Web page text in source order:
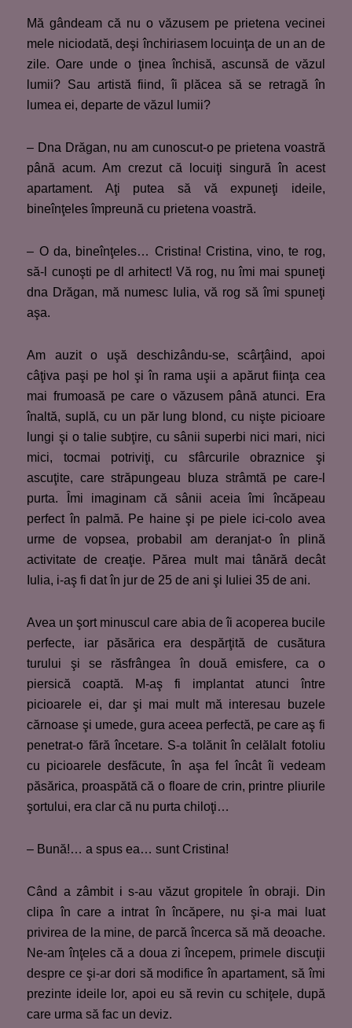
Mă gândeam că nu o văzusem pe prietena vecinei
mele niciodată, deşi închiriasem locuinţa de un an de
zile. Oare unde o ţinea închisă, ascunsă de văzul
lumii? Sau artistă fiind, îi plăcea să se retragă în
lumea ei, departe de văzul lumii?
– Dna Drăgan, nu am cunoscut-o pe prietena voastră
până acum. Am crezut că locuiţi singură în acest
apartament. Aţi putea să vă expuneţi ideile,
bineînţeles împreună cu prietena voastră.
– O da, bineînţeles… Cristina! Cristina, vino, te rog,
să-l cunoşti pe dl arhitect! Vă rog, nu îmi mai spuneţi
dna Drăgan, mă numesc Iulia, vă rog să îmi spuneţi
aşa.
Am auzit o uşă deschizându-se, scârţâind, apoi
câţiva paşi pe hol şi în rama uşii a apărut fiinţa cea
mai frumoasă pe care o văzusem până atunci. Era
înaltă, suplă, cu un păr lung blond, cu nişte picioare
lungi şi o talie subţire, cu sânii superbi nici mari, nici
mici, tocmai potriviţi, cu sfârcurile obraznice şi
ascuţite, care străpungeau bluza strâmtă pe care-l
purta. Îmi imaginam că sânii aceia îmi încăpeau
perfect în palmă. Pe haine şi pe piele ici-colo avea
urme de vopsea, probabil am deranjat-o în plină
activitate de creaţie. Părea mult mai tânără decât
Iulia, i-aş fi dat în jur de 25 de ani şi Iuliei 35 de ani.
Avea un şort minuscul care abia de îi acoperea bucile
perfecte, iar păsărica era despărţită de cusătura
turului şi se răsfrângea în două emisfere, ca o
piersică coaptă. M-aş fi implantat atunci între
picioarele ei, dar şi mai mult mă interesau buzele
cărnoase şi umede, gura aceea perfectă, pe care aş fi
penetrat-o fără încetare. S-a tolănit în celălalt fotoliu
cu picioarele desfăcute, în aşa fel încât îi vedeam
păsărica, proaspătă că o floare de crin, printre pliurile
şortului, era clar că nu purta chiloţi…
– Bună!… a spus ea… sunt Cristina!
Când a zâmbit i s-au văzut gropitele în obraji. Din
clipa în care a intrat în încăpere, nu şi-a mai luat
privirea de la mine, de parcă încerca să mă deoache.
Ne-am înţeles că a doua zi începem, primele discuţii
despre ce şi-ar dori să modifice în apartament, să îmi
prezinte ideile lor, apoi eu să revin cu schiţele, după
care urma să fac un deviz.